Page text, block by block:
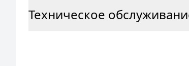
Техническое